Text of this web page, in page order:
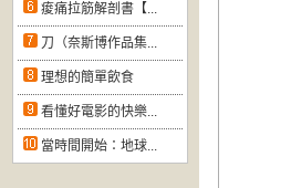
痠痛拉筋解剖書【...
刀（奈斯博作品集...
理想的簡單飲食
看懂好電影的快樂...
當時間開始：地球...